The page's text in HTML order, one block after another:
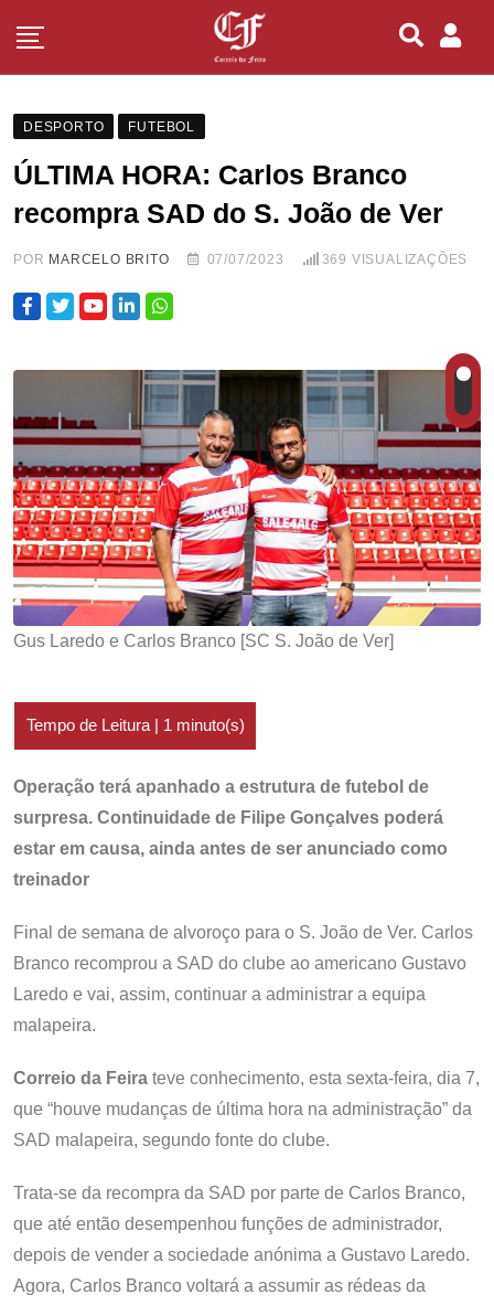
DESPORTO FUTEBOL
ÚLTIMA HORA: Carlos Branco
recompra SAD do S. João de Ver
POR MARCELO BRITO 07/07/2023 369 VISUALIZAÇÕES
Gus Laredo e Carlos Branco [SC S. João de Ver]
Operação terá apanhado a estrutura de futebol de
surpresa. Continuidade de Filipe Gonçalves poderá
estar em causa, ainda antes de ser anunciado como
treinador
Final de semana de alvoroço para o S. João de Ver. Carlos
Branco recomprou a SAD do clube ao americano Gustavo
Laredo e vai, assim, continuar a administrar a equipa
malapeira.
Correio da Feira teve conhecimento, esta sexta-feira, dia 7,
que “houve mudanças de última hora na administração” da
SAD malapeira, segundo fonte do clube.
Trata-se da recompra da SAD por parte de Carlos Branco,
que até então desempenhou funções de administrador,
depois de vender a sociedade anónima a Gustavo Laredo.
Agora, Carlos Branco voltará a assumir as rédeas da